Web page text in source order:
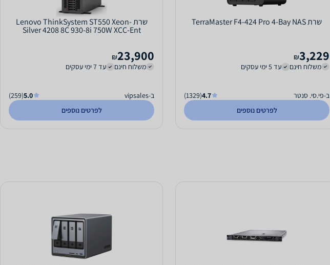
שרת TerraMaster F4-424 Pro 4-Bay NAS
3,229
₪
משלוח חינם
עד 5 ימי עסקים
ב-פי.סי. סנטר 4.7
(1329)
לפרטים נוספים
שרת Lenovo ThinkSystem ST550 Xeon-
Silver 4208 8C 930-8i 750W XCC-Ent
23,900
₪
משלוח חינם
עד 7 ימי עסקים
ב-vipsales 5.0
(259)
לפרטים נוספים